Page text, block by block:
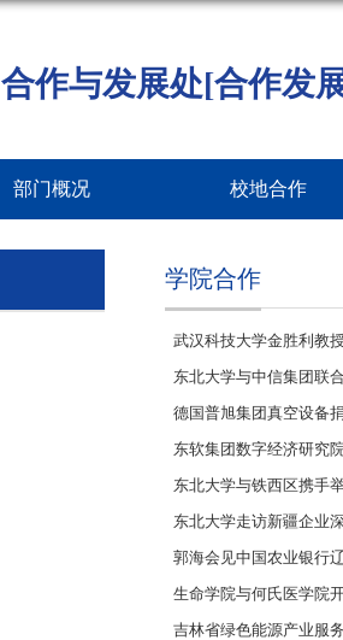
合作与发展处[合作发
部门概况 校地合作
学院合作
武汉科技大学金胜利教
东北大学与中信集团联
德国普旭集团真空设备
东软集团数字经济研究
东北大学与铁西区携手
东北大学走访新疆企业
郭海会见中国农业银行
生命学院与何氏医学院
吉林省绿色能源产业服